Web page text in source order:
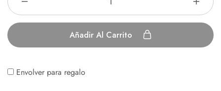
Añadir Al Carrito
Envolver para regalo